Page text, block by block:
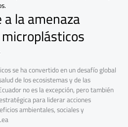
la amenaza
se ha convertido en un desafío global
de los ecosistemas y de las
no es la excepción, pero también
para liderar acciones
ambientales, sociales y